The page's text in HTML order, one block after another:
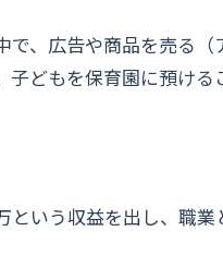
で、広告や商品を売る
どもを保育園に預ける
という収益を出し、職